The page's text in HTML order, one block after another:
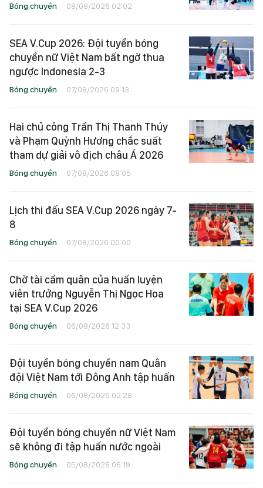
Bóng chuyền 08/08/2026 02:02
SEA V.Cup 2026: Đội tuyển bóng
chuyền nữ Việt Nam bất ngờ thua
ngược Indonesia 2-3
Bóng chuyền 07/08/2026 09:13
Hai chủ công Trần Thị Thanh Thúy
và Phạm Quỳnh Hương chắc suất
tham dự giải vô địch châu Á 2026
Bóng chuyền 07/08/2026 08:05
Lịch thi đấu SEA V.Cup 2026 ngày 7-
8
Bóng chuyền 07/08/2026 00:00
Chờ tài cầm quân của huấn luyện
viên trưởng Nguyễn Thị Ngọc Hoa
tại SEA V.Cup 2026
Bóng chuyền 06/08/2026 12:33
Đội tuyển bóng chuyền nam Quân
đội Việt Nam tới Đông Anh tập huấn
Bóng chuyền 06/08/2026 02:28
Đội tuyển bóng chuyền nữ Việt Nam
sẽ không đi tập huấn nước ngoài
Bóng chuyền 05/08/2026 06:19